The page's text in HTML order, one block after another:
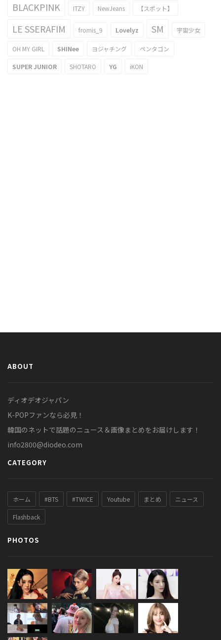
BLACKPINK ITZY NewJeans 【スポット】
LE SSERAFIM fromis_9 Lovelyz SM 宇宙少女
OH MY GIRL SHINee ヨジャチング ペンタゴン
SUPER JUNIOR SHOTARO YG iKON
ABOUT
ディオデオジャパン
K-POPファンなら必見！
韓国のネットで話題のニュース＆画像まとめをお届けします！
info2800@diodeo.com
CATEGORY
ホーム #BTS #TWICE Youtube まとめ ニュース
Flashback
PHOTOS